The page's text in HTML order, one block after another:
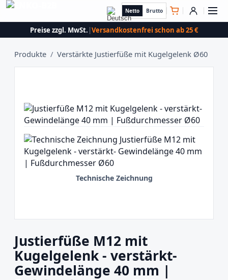
Netto Brutto
Preise zzgl. MwSt. |Versandkostenfrei schon ab 25 €
Produkte / Verstärkte Justierfüße mit Kugelgelenk Ø60
Technische Zeichnung
Justierfüße M12 mit
Kugelgelenk - verstärkt-
Gewindelänge 40 mm |